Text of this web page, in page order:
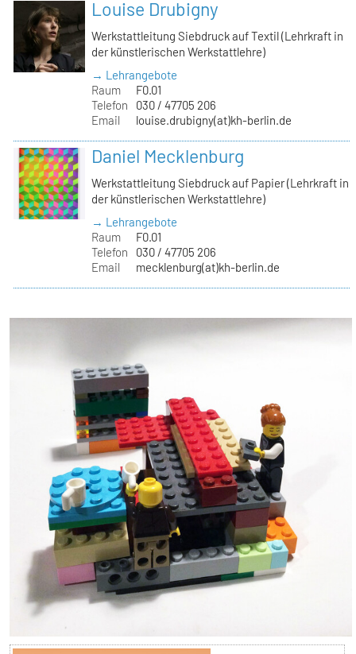
Louise Drubigny
Werkstattleitung Siebdruck auf Textil (Lehrkraft in
der künstlerischen Werkstattlehre)
→ Lehrangebote
Raum
F0.01
Telefon
030 / 47705 206
Email
louise.drubigny(at)kh-berlin.de
Daniel Mecklenburg
Werkstattleitung Siebdruck auf Papier (Lehrkraft in
der künstlerischen Werkstattlehre)
→ Lehrangebote
Raum
F0.01
Telefon
030 / 47705 206
Email
mecklenburg(at)kh-berlin.de